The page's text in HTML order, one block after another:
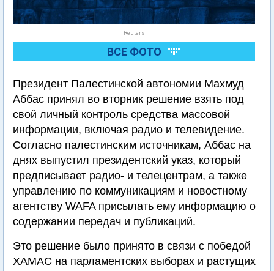
Reuters
ВСЕ ФОТО
Президент Палестинской автономии Махмуд
Аббас принял во вторник решение взять под
свой личный контроль средства массовой
информации, включая радио и телевидение.
Согласно палестинским источникам, Аббас на
днях выпустил президентский указ, который
предписывает радио- и телецентрам, а также
управлению по коммуникациям и новостному
агентству WAFA присылать ему информацию о
содержании передач и публикаций.
Это решение было принято в связи с победой
ХАМАС на парламентских выборах и растущих